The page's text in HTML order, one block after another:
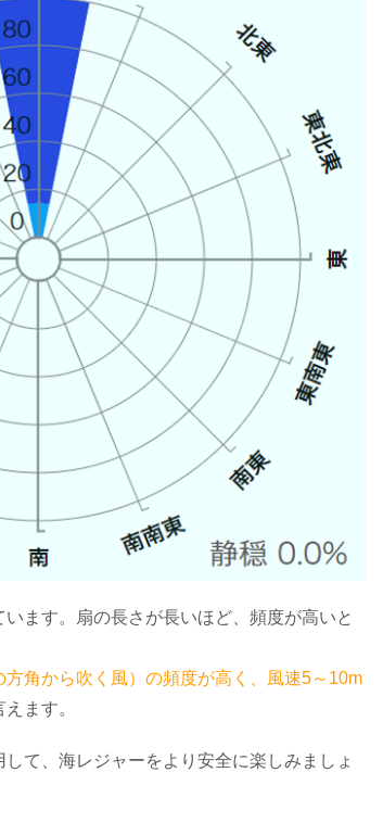
ます。扇の長さが長いほど、頻度が高いと
方角から吹く風）の頻度が高く、風速5～10m
えます。
て、海レジャーをより安全に楽しみましょ